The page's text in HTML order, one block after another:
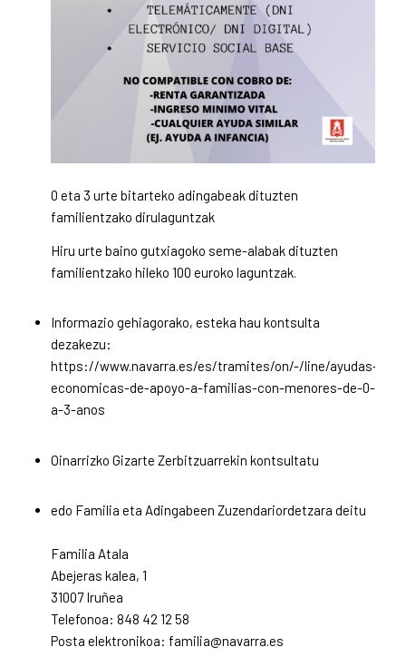
0 eta 3 urte bitarteko adingabeak dituzten
familientzako dirulaguntzak
Hiru urte baino gutxiagoko seme-alabak dituzten
familientzako hileko 100 euroko laguntzak.
Informazio gehiagorako, esteka hau kontsulta
dezakezu:
https://www.navarra.es/es/tramites/on/-/line/ayudas-
economicas-de-apoyo-a-familias-con-menores-de-0-
a-3-anos
Oinarrizko Gizarte Zerbitzuarrekin kontsultatu
edo Familia eta Adingabeen Zuzendariordetzara deitu
Familia Atala
Abejeras kalea, 1
31007 Iruñea
Telefonoa: 848 42 12 58
Posta elektronikoa: familia@navarra.es